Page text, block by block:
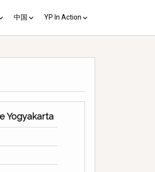
中国 YP In Action
Download the Guide in your
Yogyakarta